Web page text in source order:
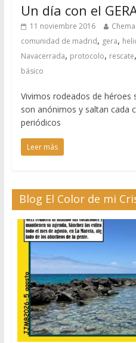
Un día con el
11 noviembre 2016
comunidad de madrid, gera,
Navacerrada, protocolo, rescate,
básico
Vivimos rodeados de héroes
son anónimos y saltan cada
periódicos
Leer más
Blog El Color de mi